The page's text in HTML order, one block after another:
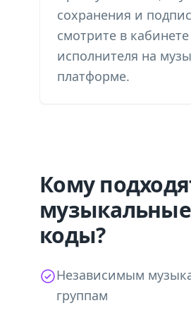
сохранения и
смотрите в кабинете
исполнителя на
платформе.
Кому
музыкальные
коды?
Независимым
группам